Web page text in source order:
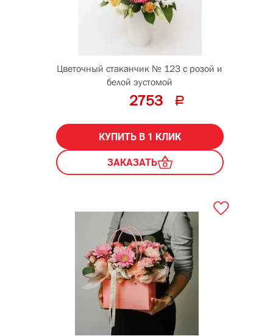
Цветочный стаканчик № 123 с розой и
белой эустомой
2753
КУПИТЬ В 1 КЛИК
ЗАКАЗАТЬ